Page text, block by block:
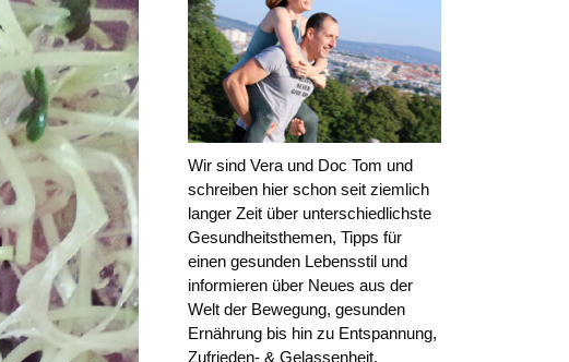
Wir sind Vera und Doc Tom und
schreiben hier schon seit ziemlich
langer Zeit über unterschiedlichste
Gesundheitsthemen, Tipps für
einen gesunden Lebensstil und
informieren über Neues aus der
Welt der Bewegung, gesunden
Ernährung bis hin zu Entspannung,
Zufrieden- & Gelassenheit.